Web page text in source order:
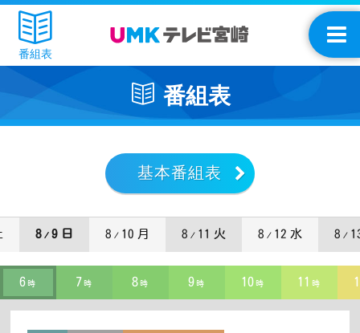
番組表
番組表
基本番組表
8 / 9 日 8 / 10 月 8 / 11 火 8 / 12 水 8 /
6 時 7 時 8 時 9 時 10 時 11 時